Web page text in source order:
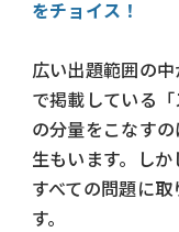
をチョイス！
広い出題範囲の
で掲載している
の分量をこなす
生もいます。し
すべての問題に
す。